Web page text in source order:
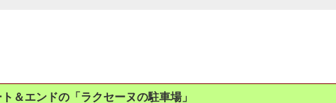
＆エンドの「ラクセーヌの駐車場」